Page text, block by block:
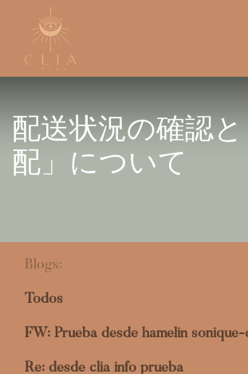
配送状況の確認と
配」について​
Blogs:
Todos
FW: Prueba desde hamelin
Re: desde clia info prueba